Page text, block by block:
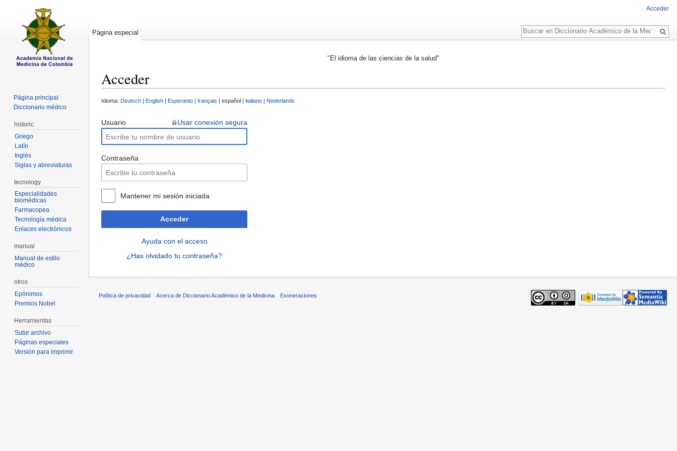
"El idioma de las ciencias de la salud"
Acceder
Idioma: Deutsch English Esperanto français | español | italiano Nederlands
Usuario Usar conexión segura
Contraseña
Mantener mi sesión iniciada
Acceder
Ayuda con el acceso
¿Has olvidado tu contraseña?
Acceder
Página especial
Buscar
Página principal
Diccionario médico
historic
Griego
Latín
Inglés
Siglas y abreviaturas
tecnology
Especialidades
biomédicas
Farmacopea
Tecnología médica
Enlaces electrónicos
manual
Manual de estilo
médico
otros
Epónimos
Premios Nobel
Herramientas
Subir archivo
Páginas especiales
Versión para imprimir
Política de privacidad Acerca de Diccionario Académico de la Medicina Exoneraciones